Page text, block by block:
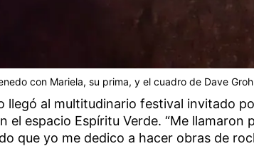
con Mariela, su prima, y el cuadro de Dave
llegó al multitudinario festival invitado
el espacio Espíritu Verde. “Me
que yo me dedico a hacer obras de